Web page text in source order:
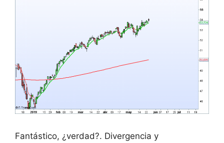
Fantástico, ¿verdad?. Divergencia y